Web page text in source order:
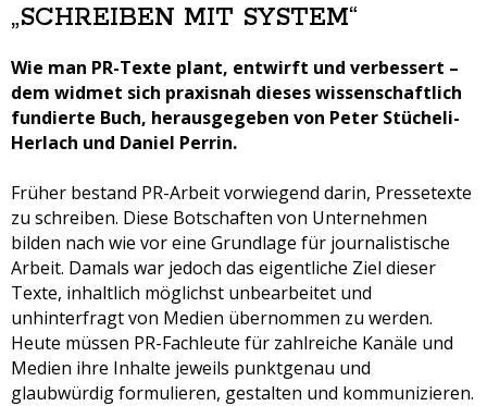
„SCHREIBEN MIT SYSTEM“
Wie man PR-Texte plant, entwirft und verbessert –
dem widmet sich praxisnah dieses wissenschaftlich
fundierte Buch, herausgegeben von Peter Stücheli-
Herlach und Daniel Perrin.
Früher bestand PR-Arbeit vorwiegend darin, Pressetexte
zu schreiben. Diese Botschaften von Unternehmen
bilden nach wie vor eine Grundlage für journalistische
Arbeit. Damals war jedoch das eigentliche Ziel dieser
Texte, inhaltlich möglichst unbearbeitet und
unhinterfragt von Medien übernommen zu werden.
Heute müssen PR-Fachleute für zahlreiche Kanäle und
Medien ihre Inhalte jeweils punktgenau und
glaubwürdig formulieren, gestalten und kommunizieren.